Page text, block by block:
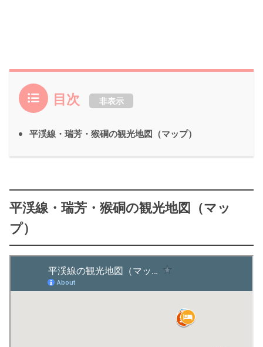
目次 非表示
平渓線・瑞芳・猴硐の観光地図（マップ）
平渓線・瑞芳・猴硐の観光地図（マッ
プ）